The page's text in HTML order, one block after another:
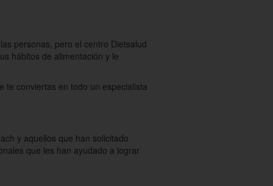
personas, pero el centro Dietsalud
hábitos de alimentación y le
te conviertas en todo un especialista
y aquellos que han solicitado
que les han ayudado a lograr